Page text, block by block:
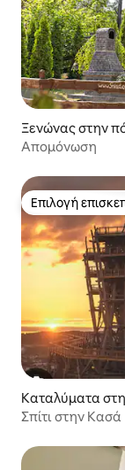
Ξενώνας στην
Απομόνωση
Επιλογή
Επιλογή
Καταλύματα
Σπίτι στην Κασά